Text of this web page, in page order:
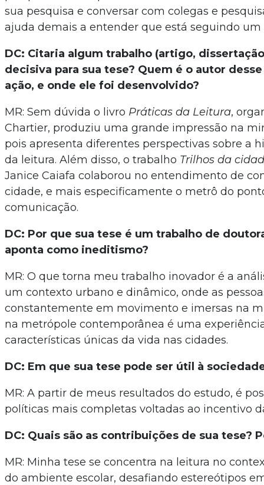
sua pesquisa e conversar com colegas e
ajuda demais a entender que está seguindo
DC: Citaria algum trabalho (artigo,
decisiva para sua tese? Quem é o autor
ação, e onde ele foi desenvolvido?
MR: Sem dúvida o livro Práticas da Leitura,
Chartier, produziu uma grande impressão na
pois apresenta diferentes perspectivas sobre a
da leitura. Além disso, o trabalho Trilhos da
Janice Caiafa colaborou no entendimento de
cidade, e mais especificamente o metrô do
comunicação.
DC: Por que sua tese é um trabalho de
aponta como ineditismo?
MR: O que torna meu trabalho inovador é a
um contexto urbano e dinâmico, onde as
constantemente em movimento e imersas na
na metrópole contemporânea é uma
características únicas da vida nas cidades.
DC: Em que sua tese pode ser útil à
MR: A partir de meus resultados do estudo, é
políticas mais completas voltadas ao incentivo
DC: Quais são as contribuições de sua tese?
MR: Minha tese se concentra na leitura no
do ambiente escolar, desafiando estereótipos